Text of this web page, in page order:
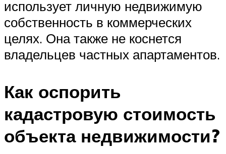
использует личную недвижимую
собственность в коммерческих
целях. Она также не коснется
владельцев частных апартаментов.
Как оспорить
кадастровую стоимость
объекта недвижимости?